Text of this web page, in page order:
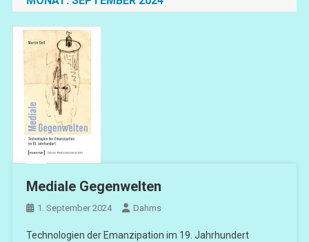
Mediale Gegenwelten
1. September 2024 Dahms
Technologien der Emanzipation im 19. Jahrhundert